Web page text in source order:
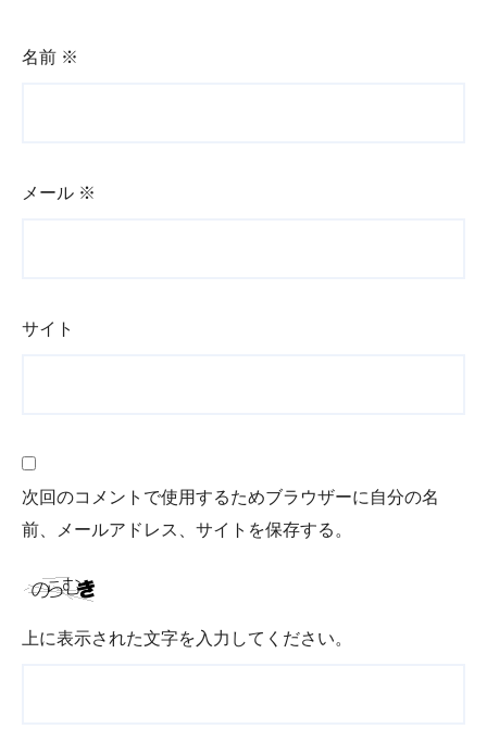
名前 ※
メール ※
サイト
次回のコメントで使用するためブラウザーに自分の名
前、メールアドレス、サイトを保存する。
上に表示された文字を入力してください。